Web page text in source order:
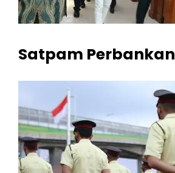
Satpam Perbankan